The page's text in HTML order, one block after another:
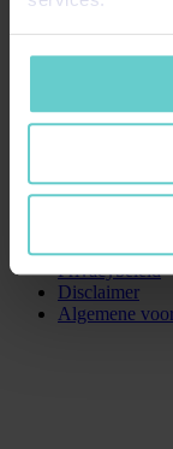
PronkGroep
info@pronk-groep.nl
Bergschenhoek
Cookies
Privacybeleid
Disclaimer
Algemene